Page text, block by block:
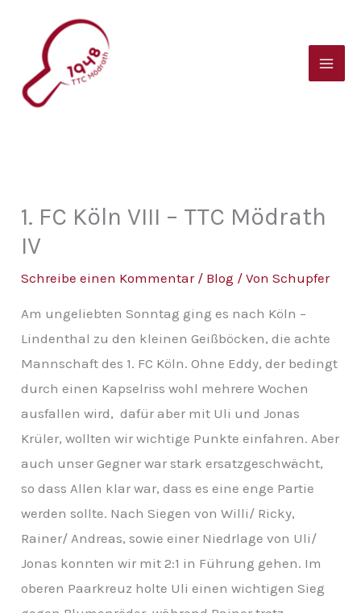
springen
1. FC Köln VIII – TTC Mödrath
IV
Schreibe einen Kommentar / Blog / VonSchupfer
Am ungeliebten Sonntag ging es nach Köln –
Lindenthal zu den kleinen Geißböcken, die achte
Mannschaft des 1. FC Köln. Ohne Eddy, der bedingt
durch einen Kapselriss wohl mehrere Wochen
ausfallen wird, dafür aber mit Uli und Jonas
Krüler, wollten wir wichtige Punkte einfahren. Aber
auch unser Gegner war stark ersatzgeschwächt,
so dass Allen klar war, dass es eine enge Partie
werden sollte. Nach Siegen von Willi/ Ricky,
Rainer/ Andreas, sowie einer Niedrlage von Uli/
Jonas konnten wir mit 2:1 in Führung gehen. Im
oberen Paarkreuz holte Uli einen wichtigen Sieg
t
c
h
i
v